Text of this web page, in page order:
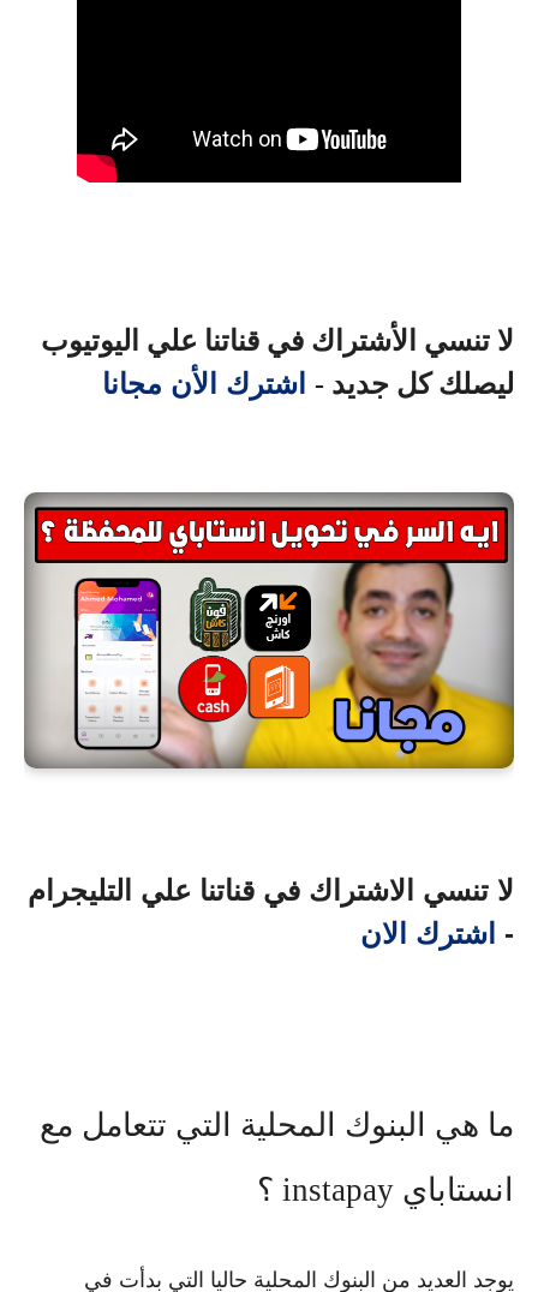
لا تنسي الأشتراك في قناتنا علي اليوتيوب
ليصلك كل جديد - اشترك الأن مجانا
لا تنسي الاشتراك في قناتنا علي التليجرام
- اشترك الان
ما هي البنوك المحلية التي تتعامل مع
انستاباي instapay ؟
يوجد العديد من البنوك المحلية حاليا التي بدأت في